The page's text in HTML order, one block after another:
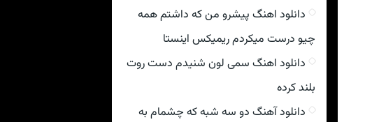
دانلود اهنگ پیشرو من که داشتم همه
چیو درست میکردم ریمیکس اینستا
دانلود اهنگ سمی لون شنیدم دست روت
بلند کرده
دانلود آهنگ دو سه شبه که چشمام به